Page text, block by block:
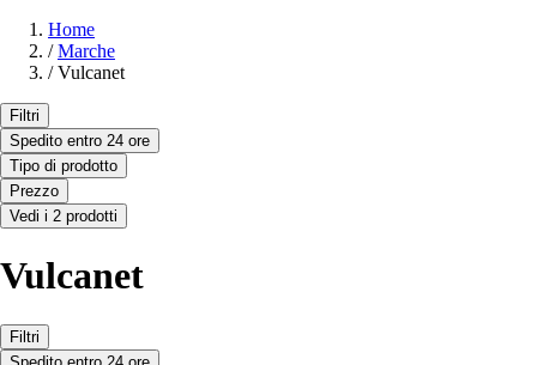
Home
/ Marche
/ Vulcanet
Filtri
Spedito entro 24 ore
Tipo di prodotto
Prezzo
Vedi i 2 prodotti
Vulcanet
Filtri